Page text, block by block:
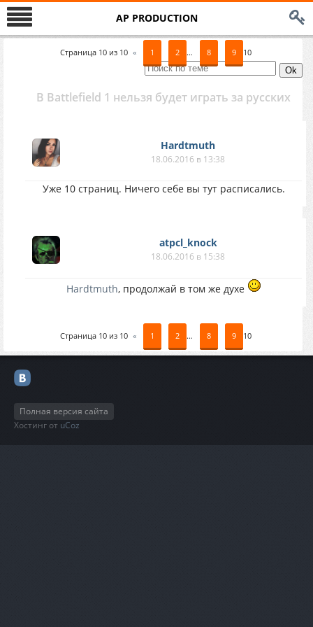
AP PRODUCTION
Страница 10из 10 « 1 2 … 8 9 10
В Battlefield 1 нельзя будет играть за русских
Hardtmuth
18.06.2016 в 13:38
Уже 10 страниц. Ничего себе вы тут расписались.
atpcl_knock
18.06.2016 в 15:38
Hardtmuth, продолжай в том же духе
Страница 10из 10 « 1 2 … 8 9 10
Полная версия сайта
Хостинг от uCoz